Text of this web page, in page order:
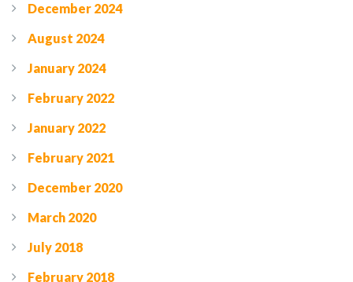
December 2024
August 2024
January 2024
February 2022
January 2022
February 2021
December 2020
March 2020
July 2018
February 2018